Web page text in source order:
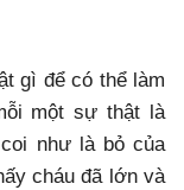
gì để có thể làm
một sự thật là
như là bỏ của
cháu đã lớn và